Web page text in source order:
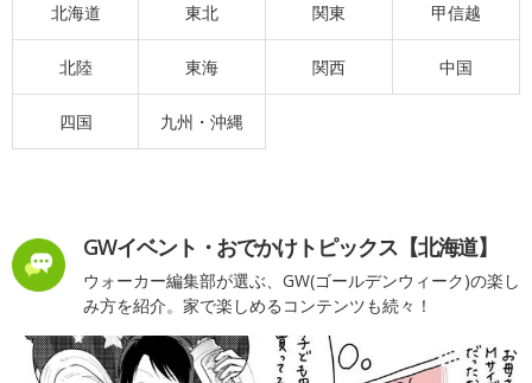
北海道 東北 関東 甲信越
北陸 東海 関西 中国
四国 九州・沖縄
GWイベント・おでかけトピックス【北海道】
ウォーカー編集部が選ぶ、GW(ゴールデンウィーク)の楽し
み方を紹介。家で楽しめるコンテンツも続々！